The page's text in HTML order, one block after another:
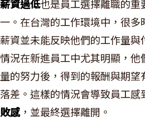
薪資過低也是員工選擇離職的重
一。在台灣的工作環境中，很多
薪資並未能反映他們的工作量與
情況在新進員工中尤其明顯，他
量的努力後，得到的報酬與期望
落差。這樣的情況會導致員工感
敗感，並最終選擇離開。